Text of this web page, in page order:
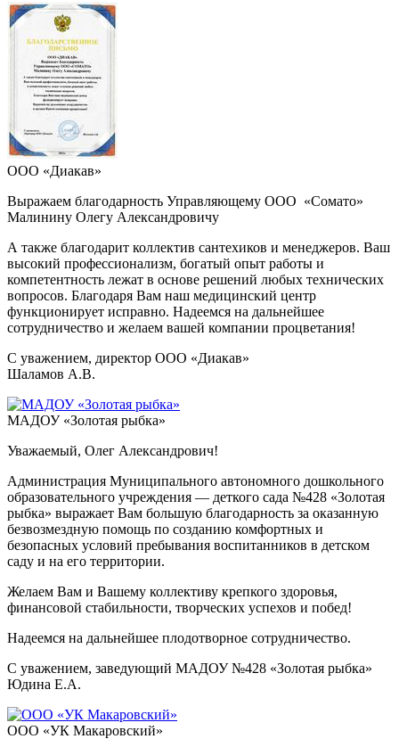
ООО «Диакав»
Выражаем благодарность Управляющему ООО «Сомато»
Малинину Олегу Александровичу
А также благодарит коллектив сантехиков и менеджеров. Ваш
высокий профессионализм, богатый опыт работы и
компетентность лежат в основе решений любых технических
вопросов. Благодаря Вам наш медицинский центр
функционирует исправно. Надеемся на дальнейшее
сотрудничество и желаем вашей компании процветания!
С уважением, директор ООО «Диакав»
Шаламов А.В.
МАДОУ «Золотая рыбка»
Уважаемый, Олег Александрович!
Администрация Муниципального автономного дошкольного
образовательного учреждения — деткого сада №428 «Золотая
рыбка» выражает Вам большую благодарность за оказанную
безвозмездную помощь по созданию комфортных и
безопасных условий пребывания воспитанников в детском
саду и на его территории.
Желаем Вам и Вашему коллективу крепкого здоровья,
финансовой стабильности, творческих успехов и побед!
Надеемся на дальнейшее плодотворное сотрудничество.
С уважением, заведующий МАДОУ №428 «Золотая рыбка»
Юдина Е.А.
ООО «УК Макаровский»